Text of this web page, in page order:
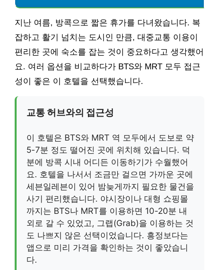
지난 여름, 방콕으로 짧은 휴가를 다녀왔습니다. 복
잡하고 활기 넘치는 도시인 만큼, 대중교통 이용이
편리한 곳에 숙소를 잡는 것이 중요하다고 생각했어
요. 여러 옵션을 비교하다가 BTS와 MRT 모두 접근
성이 좋은 이 호텔을 선택했습니다.
교통 허브와의 접근성
이 호텔은 BTS와 MRT 역 모두에서 도보로 약
5-7분 정도 떨어진 곳에 위치해 있습니다. 덕
분에 방콕 시내 어디든 이동하기가 수월했어
요. 호텔을 나서서 조금만 걸으면 가까운 곳에
세븐일레븐이 있어 밤늦게까지 필요한 물건을
사기 편리했습니다. 야시장이나 대형 쇼핑몰
까지는 BTS나 MRT를 이용하면 10-20분 내
외로 갈 수 있었고, 그랩(Grab)을 이용하는 것
도 나쁘지 않은 선택이었습니다. 흥정보다는
앱으로 미리 가격을 확인하는 것이 좋았습니
다.